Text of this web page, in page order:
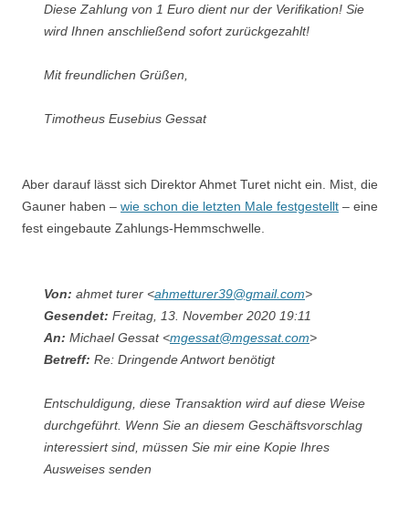
Diese Zahlung von 1 Euro dient nur der Verifikation! Sie
wird Ihnen anschließend sofort zurückgezahlt!
Mit freundlichen Grüßen,
Timotheus Eusebius Gessat
Aber darauf lässt sich Direktor Ahmet Turet nicht ein. Mist, die
Gauner haben – wie schon die letzten Male festgestellt – eine
fest eingebaute Zahlungs-Hemmschwelle.
Von: ahmet turer <ahmetturer39@gmail.com>
Gesendet: Freitag, 13. November 2020 19:11
An: Michael Gessat <mgessat@mgessat.com>
Betreff: Re: Dringende Antwort benötigt
Entschuldigung, diese Transaktion wird auf diese Weise
durchgeführt. Wenn Sie an diesem Geschäftsvorschlag
interessiert sind, müssen Sie mir eine Kopie Ihres
Ausweises senden